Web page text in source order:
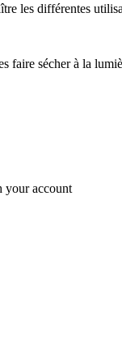
les différentes
faire sécher à la
your account